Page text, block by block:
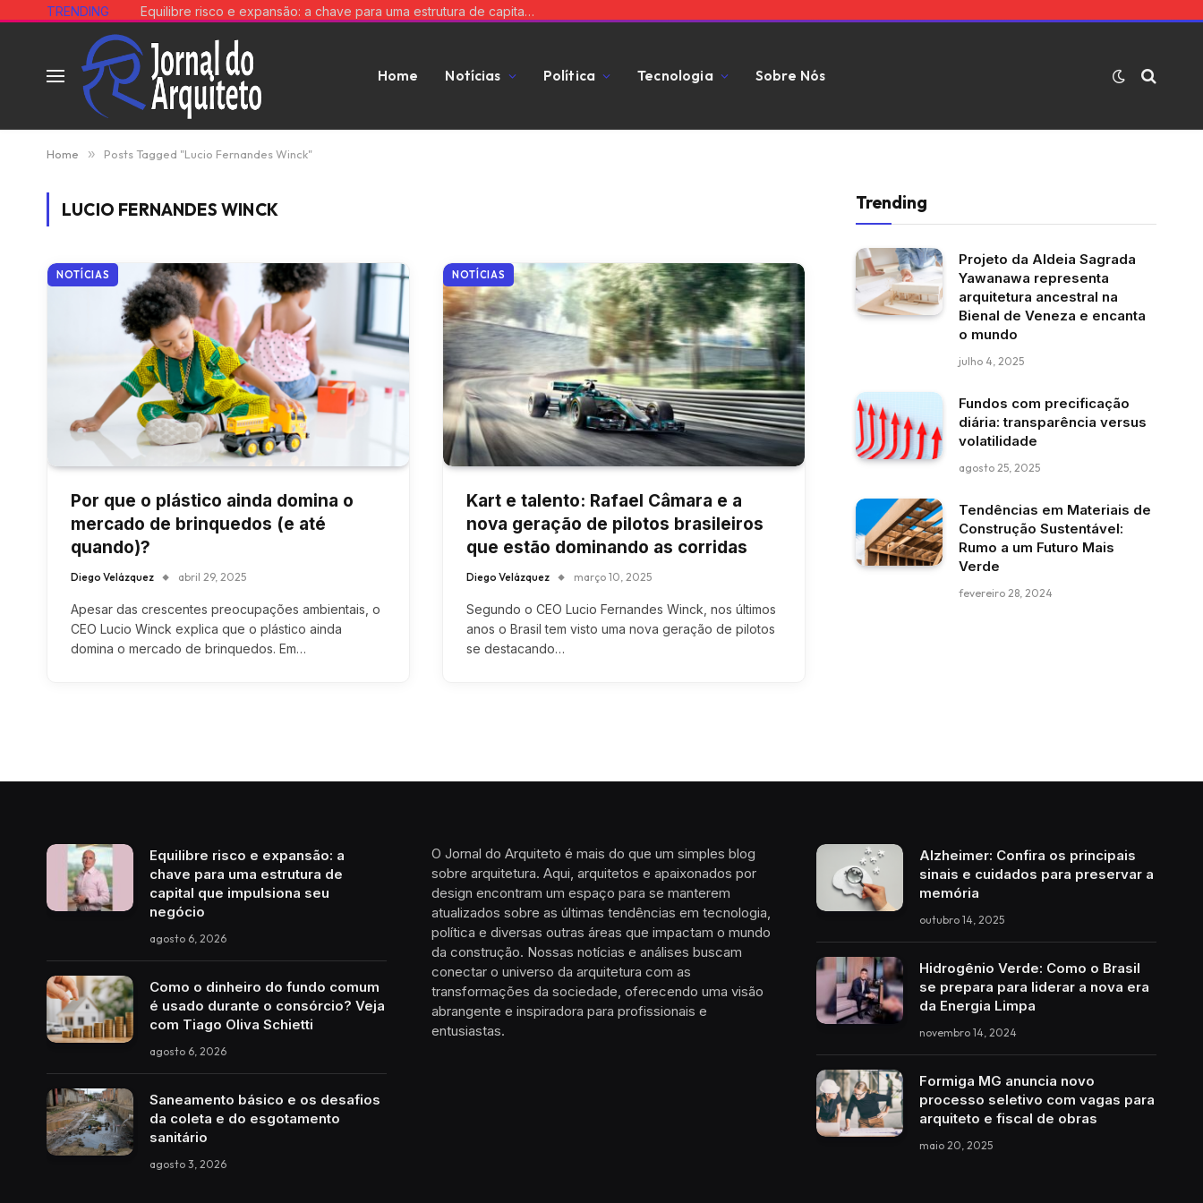
TRENDING Equilibre risco e expansão: a chave para uma estrutura de capital que impulsiona seu negócio
Home Notícias Política Tecnologia Sobre Nós
Home » Posts Tagged "Lucio Fernandes Winck"
LUCIO FERNANDES WINCK
NOTÍCIAS
Por que o plástico ainda domina o
mercado de brinquedos (e até
quando)?
Diego Velázquez abril 29, 2025
Apesar das crescentes preocupações ambientais, o
CEO Lucio Winck explica que o plástico ainda
domina o mercado de brinquedos. Em…
NOTÍCIAS
Kart e talento: Rafael Câmara e a
nova geração de pilotos brasileiros
que estão dominando as corridas
Diego Velázquez março 10, 2025
Segundo o CEO Lucio Fernandes Winck, nos últimos
anos o Brasil tem visto uma nova geração de pilotos
se destacando…
Trending
Projeto da Aldeia Sagrada
Yawanawa representa
arquitetura ancestral na
Bienal de Veneza e encanta
o mundo
julho 4, 2025
Fundos com precificação
diária: transparência versus
volatilidade
agosto 25, 2025
Tendências em Materiais de
Construção Sustentável:
Rumo a um Futuro Mais
Verde
fevereiro 28, 2024
Equilibre risco e expansão: a
chave para uma estrutura de
capital que impulsiona seu
negócio
agosto 6, 2026
Como o dinheiro do fundo comum
é usado durante o consórcio? Veja
com Tiago Oliva Schietti
agosto 6, 2026
Saneamento básico e os desafios
da coleta e do esgotamento
sanitário
agosto 3, 2026
O Jornal do Arquiteto é mais do que um simples blog
sobre arquitetura. Aqui, arquitetos e apaixonados por
design encontram um espaço para se manterem
atualizados sobre as últimas tendências em tecnologia,
política e diversas outras áreas que impactam o mundo
da construção. Nossas notícias e análises buscam
conectar o universo da arquitetura com as
transformações da sociedade, oferecendo uma visão
abrangente e inspiradora para profissionais e
entusiastas.
Alzheimer: Confira os principais
sinais e cuidados para preservar a
memória
outubro 14, 2025
Hidrogênio Verde: Como o Brasil
se prepara para liderar a nova era
da Energia Limpa
novembro 14, 2024
Formiga MG anuncia novo
processo seletivo com vagas para
arquiteto e fiscal de obras
maio 20, 2025